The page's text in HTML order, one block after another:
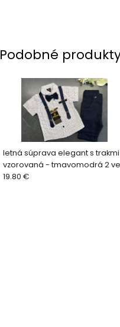
Podobné
letná súprava elegant s trakmi
vzorovaná - tmavomodrá 2
92
19.80 €